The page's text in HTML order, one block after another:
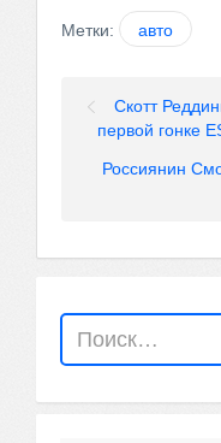
Метки: авто
Скотт
первой гонке
Россиянин